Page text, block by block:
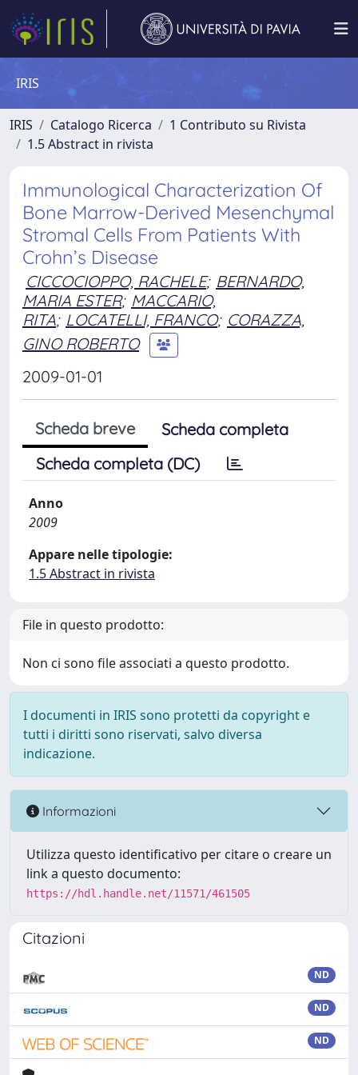
IRIS
IRIS Catalogo Ricerca
1 Contributo su Rivista
1.5 Abstract in rivista
Immunological Characterization Of
Bone Marrow-Derived Mesenchymal
Stromal Cells From Patients With
Crohn’s Disease
CICCOCIOPPO, RACHELE; BERNARDO,
MARIA ESTER; MACCARIO,
RITA; LOCATELLI, FRANCO; CORAZZA,
GINO ROBERTO
2009-01-01
Scheda breve
Scheda completa
Scheda completa (DC)
Anno
2009
Appare nelle tipologie:
1.5 Abstract in rivista
File in questo prodotto:
Non ci sono file associati a questo prodotto.
I documenti in IRIS sono protetti da copyright e
tutti i diritti sono riservati, salvo diversa
indicazione.
Informazioni
Utilizza questo identificativo per citare o creare un
link a questo documento:
https://hdl.handle.net/11571/461505
Citazioni
ND
ND
ND